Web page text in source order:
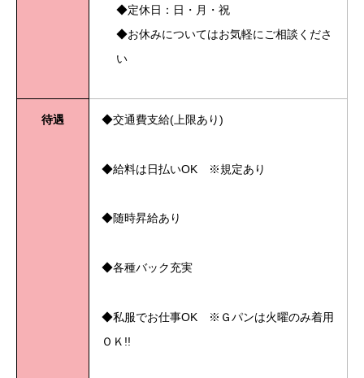
◆定休日：日・月・祝
◆お休みについてはお気軽にご相談くださ
い
待遇 ◆交通費支給(上限あり)
◆給料は日払いOK ※規定あり
◆随時昇給あり
◆各種バック充実
◆私服でお仕事OK ※Ｇパンは火曜のみ着用
ＯＫ!!